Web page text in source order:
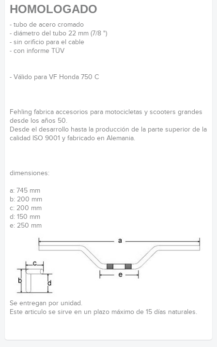
HOMOLOGADO
- tubo de acero cromado
- diámetro del tubo 22 mm (7/8 ")
- sin orificio para el cable
- con informe TÜV
- Válido para VF Honda 750 C
Fehling fabrica accesorios para motocicletas y scooters grandes
desde los años 50.
Desde el desarrollo hasta la producción de la parte superior de la
calidad ISO 9001 y fabricado en Alemania.
dimensiones:
a: 745 mm
b: 200 mm
c: 200 mm
d: 150 mm
e: 250 mm
Se entregan por unidad.
Este articulo se sirve en un plazo máximo de 15 días naturales.